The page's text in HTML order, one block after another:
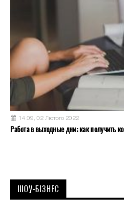
14:09, 02 Лютого 2022
Работа в выходные дни: как получить
ШОУ-БІЗНЕС